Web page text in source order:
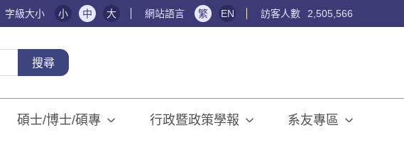
字級大小 小 中 大 網站語言 繁 EN 訪客人數 2,505,566
搜尋
碩士/博士/碩專 行政暨政策學報 系友專區